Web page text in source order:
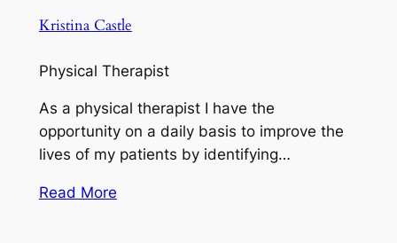
Kristina Castle
Physical Therapist
As a physical therapist I have the
opportunity on a daily basis to improve the
lives of my patients by identifying…
Read More